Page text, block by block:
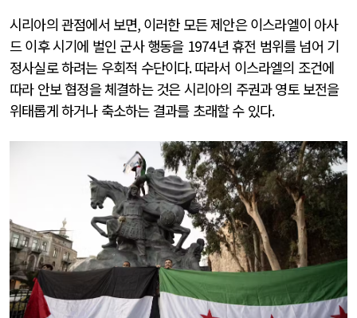
시리아의 관점에서 보면, 이러한 모든 제안은 이스라엘이 아사
드 이후 시기에 벌인 군사 행동을 1974년 휴전 범위를 넘어 기
정사실로 하려는 우회적 수단이다.따라서 이스라엘의 조건에
따라 안보 협정을 체결하는 것은 시리아의 주권과 영토 보전을
위태롭게 하거나 축소하는 결과를 초래할 수 있다.